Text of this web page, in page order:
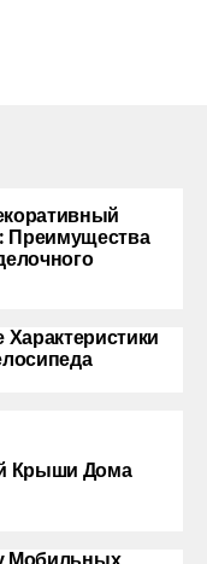
Преимущества
Крыши Дома